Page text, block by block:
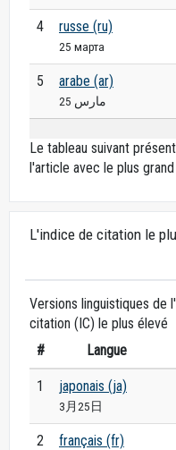
4 russe (ru)
25 марта
5 arabe (ar)
25 مارس
Le tableau suivant
l'article avec le plus
L'indice de citation le
Versions linguistiques de
citation (IC) le plus élevé
#
Langue
1 japonais (ja)
3月25日
2 français (fr)